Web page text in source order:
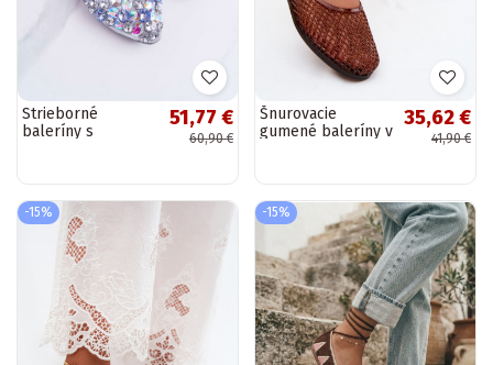
Strieborné
baleríny s
51,77 €
60,90 €
Šnurovacie
gumené baleríny v
35,62 €
41,90 €
-15% -15%